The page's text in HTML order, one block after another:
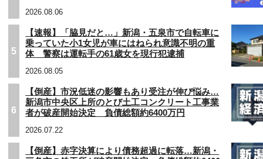
2026.08.06
5
【速報】「脇見だと…」新潟・五泉市で自転車に
乗っていた小1女児が車にはねられ意識不明の重
体 警察は運転手の61歳女を現行犯逮捕
2026.08.05
6
【倒産】市況低迷の影響もあり受注が伸び悩み…
新潟市中央区上所のとび土工コンクリート工事業
者が破産開始決定 負債総額約6400万円
2026.07.22
【倒産】赤字決算により債務超過に転落…新潟・